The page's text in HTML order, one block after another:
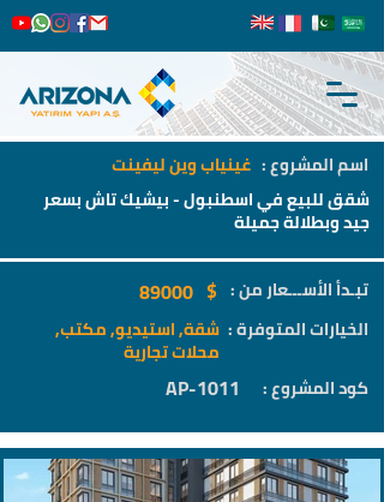
اسم المشروع :
شقق للبيع في اسطنبول - بيشيك تاش بسعر
جيد وبطلالة جميلة
غينياب وين ليفينت
تبـدأ الأســـعار من : 89000
الخيارات المتوفرة : شقة, استيديو, مكتب,
محلات تجارية
كود المشروع :
AP-1011
$